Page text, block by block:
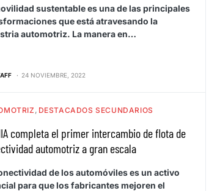
sustentable es una de las principales
que está atravesando la
automotriz. La manera en…
24 NOVIEMBRE, 2022
DESTACADOS SECUNDARIOS
completa el primer intercambio de flota de
automotriz a gran escala
de los automóviles es un activo
para que los fabricantes mejoren el